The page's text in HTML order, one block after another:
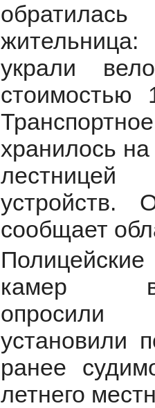
украли
стоимостью
хранилось
устройств.
сообщает
камер
опросили
установили
ранее
летнего